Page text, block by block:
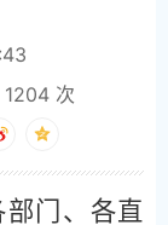
1204 次
门、各直